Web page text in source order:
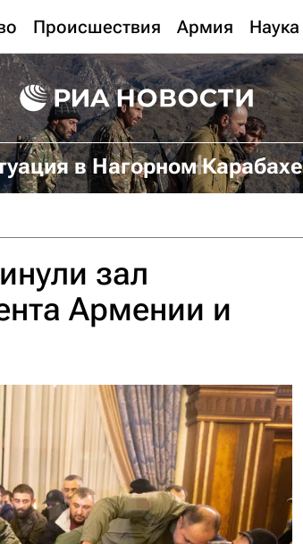
Происшествия Армия Наука
в Нагорном Карабахе
зал
Армении и